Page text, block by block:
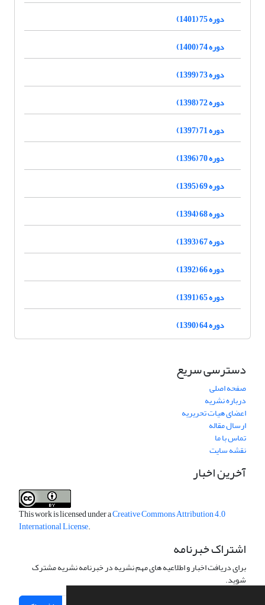
دوره 75 (1401)
دوره 74 (1400)
دوره 73 (1399)
دوره 72 (1398)
دوره 71 (1397)
دوره 70 (1396)
دوره 69 (1395)
دوره 68 (1394)
دوره 67 (1393)
دوره 66 (1392)
دوره 65 (1391)
دوره 64 (1390)
دسترسی سریع
صفحه اصلی
درباره نشریه
اعضای هیات تحریریه
ارسال مقاله
تماس با ما
نقشه سایت
آخرین اخبار
This work is licensed under aCreative Commons Attribution 4.0
International License.
اشتراک خبرنامه
برای دریافت اخبار و اطلاعیه های مهم نشریه در خبرنامه نشریه مشترک
شوید.